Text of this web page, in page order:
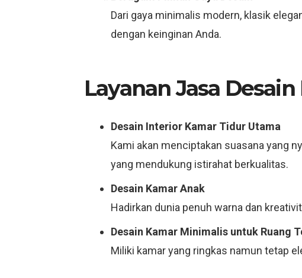
Dari gaya minimalis modern, klasik
dengan keinginan Anda.
Layanan Jasa
Desain Interior Kamar Tidur Utama
Kami akan menciptakan suasana yang
yang mendukung istirahat berkualitas.
Desain Kamar Anak
Hadirkan dunia penuh warna dan
Desain Kamar Minimalis untuk Ruang
Miliki kamar yang ringkas namun tetap